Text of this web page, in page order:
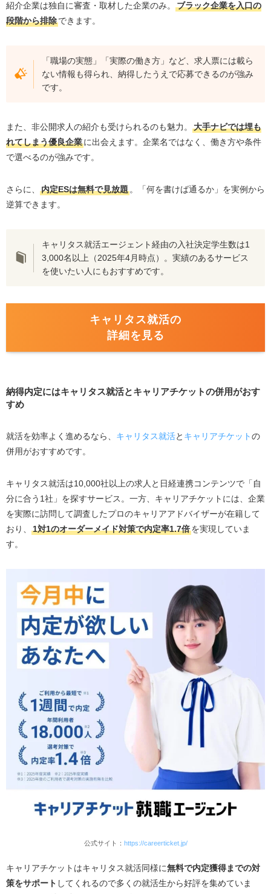
累計10,000社以上の掲載求人から自分に合う企業を
探せる
スカウト経由で思わぬ優良企業の早期選考ルートに
乗れる
AI自己PRジェネレーターでES作成のハードルが下が
キャリタス就活の悪い評判・口コミ5選
登録後の電話やメール連絡が多く「しつこい」と感
じる
定型文スカウトが多く「本当に自分宛なのか怪し
い」と感じる
が少ない
アプリや検索機能が他社と比べて使いにくい
を求めている人
ネットの情報だけでなく、対面のやり取りで社風を
確かめたい人
キャリタス就活・キャリタス就活エージェントの登録の
キャリタス就活利用の流れ（サイト活用編）
キャリタス就活エージェント利用の流れ
キャリタス就活を効果的に活用し内定率を上げるコツ
口コミで得た情報をフォーラムの質問に転用し、人
事の印象に残る
あんしん相談とエージェント面談で就活軸を固め、
キャリタス就活と併用がおすすめの就活エージェント3選
ミーツカンパニー｜対面イベントで企業と対話し、
最短1週間での内定が可能
ジール就職エージェント｜年間12,000人が頼る個別
サポートで、選考突破率を上げる
キャリアパーク就職エージェント｜特別推薦ルート
で1社確保し、本命企業への挑戦に余裕を作る
キャリタス就活に関するよくある質問
1.キャリタス就活を退会する方法は？
2.キャリタス就活は無料で利用できる？
3.キャリタス就活フォーラムの服装は？
いは？
6.キャリタス就活でSPI対策はできる？
7.キャリタス就活にログインできない場合の対処法
は？
紹介企業は独自に審査・取材した企業のみ。
ブラック企業を入口の
段階から排除できます。
「職場の実態」「実際の働き方」など、求人票には載ら
ない情報も得られ、納得したうえで応募できるのが強み
です。
また、非公開求人の紹介も受けられるのも魅力。
大手ナビでは埋も
れてしまう優良企業に出会えます。企業名ではなく、働き方や条件
で選べるのが強みです。
さらに、 内定ESは無料で見放題。「何を書けば通るか」を実例から
逆算できます。
キャリタス就活エージェント経由の入社決定学生数は1
3,000名以上（2025年4月時点）。実績のあるサービス
を使いたい人にもおすすめです。
キャリタス就活の
詳細を見る
納得内定にはキャリタス就活とキャリアチケットの併用がおす
すめ
就活を効率よく進めるなら、 キャリタス就活と キャリアチケットの
併用がおすすめです。
キャリタス就活は10,000社以上の求人と日経連携コンテンツで「自
分に合う1社」を探すサービス。一方、キャリアチケットには、企業
を実際に訪問して調査したプロのキャリアアドバイザーが在籍して
おり、
1対1のオーダーメイド対策で内定率1.7倍を実現していま
す。
公式サイト： https://careerticket.jp/
キャリアチケットはキャリタス就活同様に無料で内定獲得までの対
策をサポート してくれるので多くの就活生から好評を集めていま